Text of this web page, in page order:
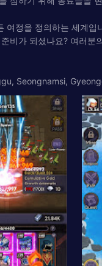
정을 정의하는 세계
비가 되셨나요? 여러분
Seongnamsi,